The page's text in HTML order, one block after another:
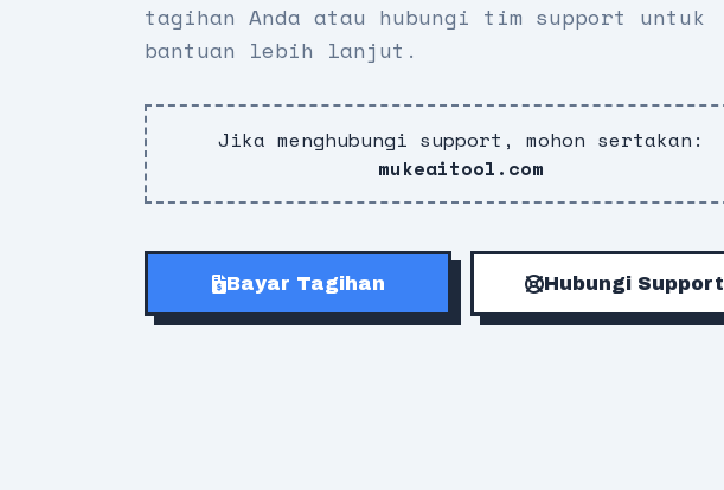
tagihan Anda atau hubungi tim support untuk
bantuan lebih lanjut.
Jika menghubungi support, mohon sertakan:
mukeaitool.com
Bayar Tagihan Hubungi Support